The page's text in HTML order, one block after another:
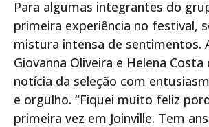
Para algumas integrantes do
primeira experiência no festival,
mistura intensa de sentimentos.
Giovanna Oliveira e Helena Costa
notícia da seleção com
e orgulho. “Fiquei muito feliz
primeira vez em Joinville. Tem